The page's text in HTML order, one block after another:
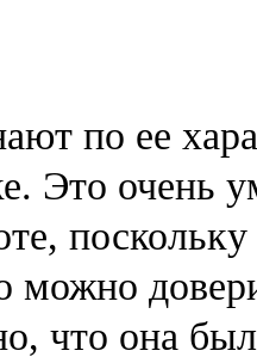
по ее
Это очень
можно
что она